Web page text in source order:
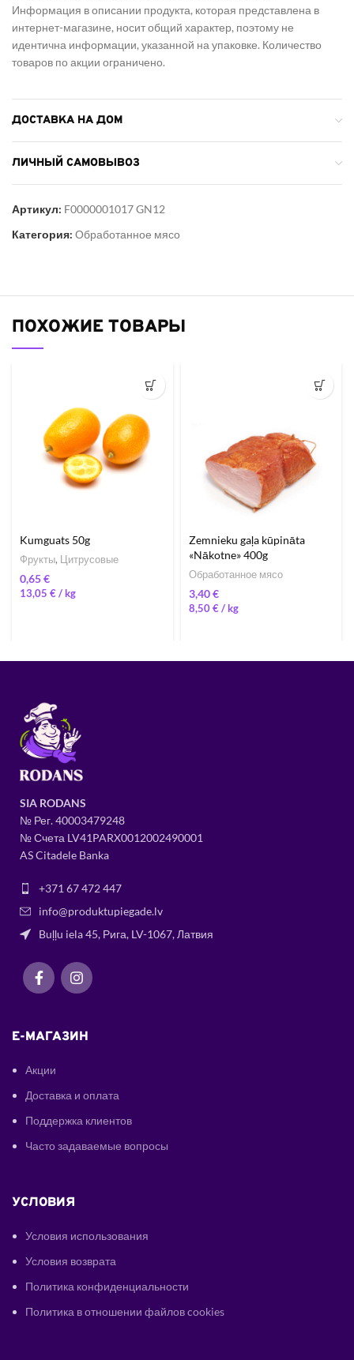
Информация в описании продукта, которая представлена в
интернет-магазине, носит общий характер, поэтому не
идентична информации, указанной на упаковке. Количество
товаров по акции ограничено.
ДОСТАВКА НА ДОМ
ЛИЧНЫЙ САМОВЫВОЗ
Артикул: F0000001017 GN12
Категория: Обработанное мясо
ПОХОЖИЕ ТОВАРЫ
Kumguats 50g
Фрукты, Цитрусовые
€
13,05 €/
Zemnieku gaļa kūpināta
«Nākotne» 400g
Обработанное мясо
€
8,50€ /
SIA RODANS
№ Рег.40003479248
№ Счета LV41PARX0012002490001
AS Citadele Banka
+371 67 472 447
info@produktupiegade.lv
Buļļu iela 45, Рига, LV-1067, Латвия
E-МАГАЗИН
Акции
Доставка и оплата
Поддержка клиентов
Часто задаваемые вопросы
УСЛОВИЯ
Условия использования
Условия возврата
Политика конфиденциальности
Политика в отношении файлов cookies